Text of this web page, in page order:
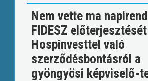
Nem vette ma
FIDESZ
Hospinvesttel való
szerződésbontásról a
gyöngyösi képviselő-